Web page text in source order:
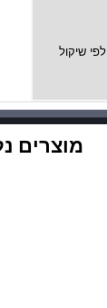
שיקול
מוצרים